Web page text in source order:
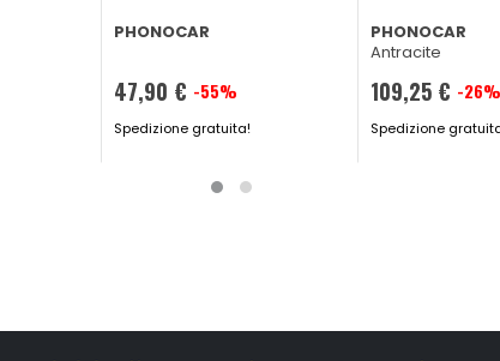
PHONOCAR
Prezzo
speciale
47,90 € -55%
Spedizione gratuita!
PHONOCAR
Antracite
Prezzo
speciale
109,25 € -26%
Spedizione